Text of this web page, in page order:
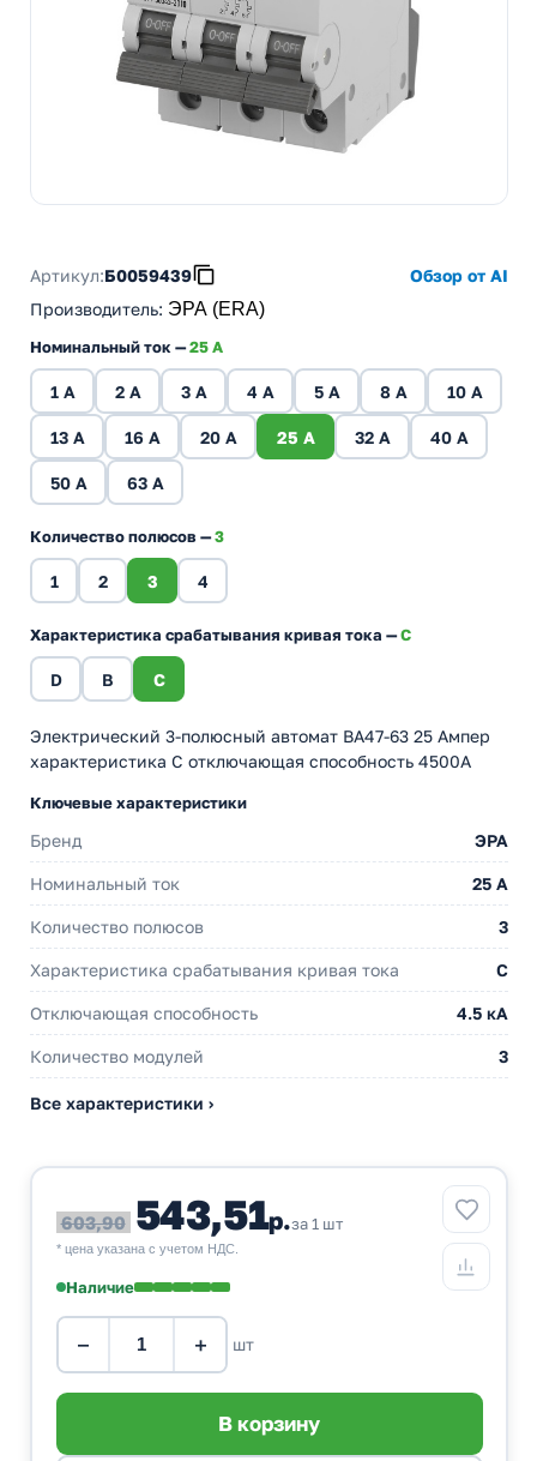
Артикул:Б0059439
Обзор от AI
Производитель: ЭРА (ERA)
Номинальный ток —25 A
1 A 2 A 3 A 4 A 5 A 8 A 10 A
13 A 16 A 20 A 25 A 32 A 40 A
50 A 63 A
Количество полюсов —3
1 2 3 4
Характеристика срабатывания кривая тока —C
D B C
Электрический 3-полюсный автомат ВА47-63 25 Ампер
характеристика C отключающая способность 4500А
Ключевые характеристики
Бренд ЭРА
Номинальный ток 25 A
Количество полюсов 3
Характеристика срабатывания кривая тока C
Отключающая способность 4.5 кА
Количество модулей 3
Все характеристики ›
603,90 543,51р.за 1 шт
* цена указана с учетом НДС.
Наличие
− + шт